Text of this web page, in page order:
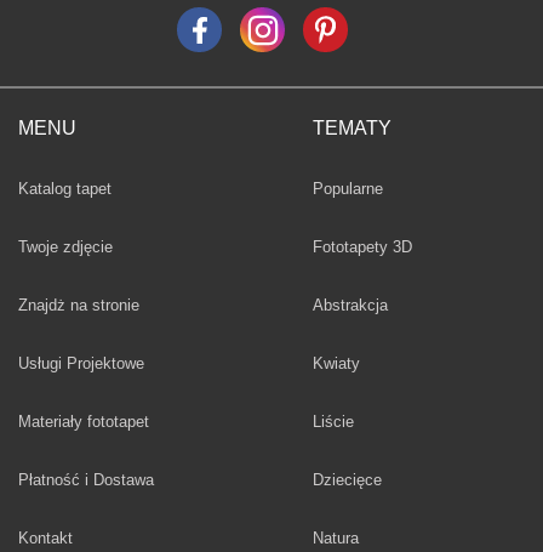
MENU
Katalog tapet
Twoje zdjęcie
Znajdż na stronie
Usługi Projektowe
Materiały fototapet
Płatność i Dostawa
Kontakt
TEMATY
Fototapety
Popularne
Fototapety 3D
Fototapety
Abstrakcja
Fototapety
Kwiaty
Fototapety
Liście
Fototapety
Dziecięce
Fototapety
Natura